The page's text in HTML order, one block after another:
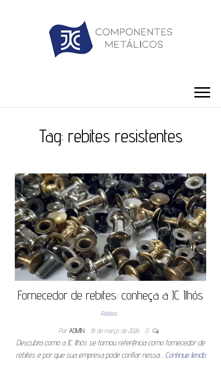
Tag: rebites resistentes
Fornecedor de rebites: conheça a JC Ilhós
Rebites
Por ADMIN 18 de março de 2026 0
Descubra como a JC Ilhós se tornou referência como fornecedor de
rebites e por que sua empresa pode confiar nessa… Continue lendo